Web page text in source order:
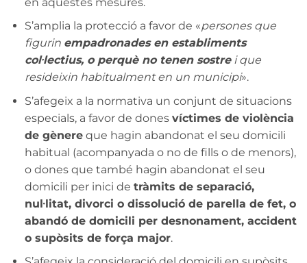
S’amplia la protecció a favor de «persones que
figurin empadronades en establiments
col·lectius, o perquè no tenen sostrei que
resideixin habitualment en un municipi».
S’afegeix a la normativa un conjunt de situacions
especials, a favor de dones víctimes de violència
de gènereque hagin abandonat el seu domicili
habitual (acompanyada o no de fills o de menors),
o dones que també hagin abandonat el seu
domicili per inici de tràmits de separació,
nul·litat, divorci o dissolució de parella de fet, o
abandó de domicili per desnonament, accident
o supòsits de força major.